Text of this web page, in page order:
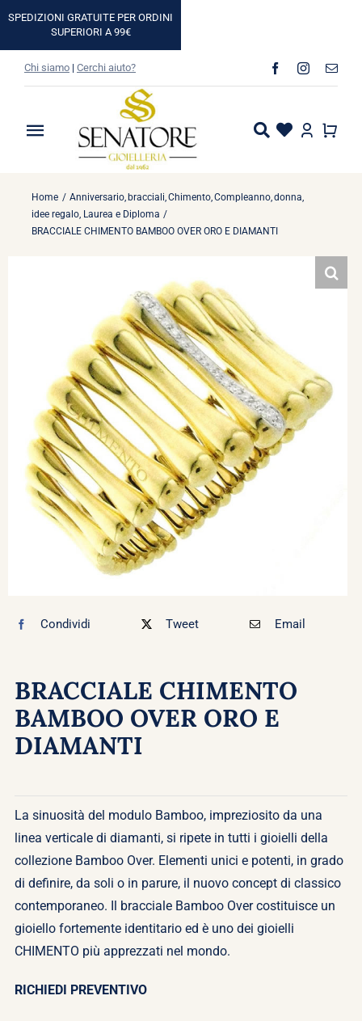
Salta
contenuto
SPEDIZIONI GRATUITE PER ORDINI
SUPERIORI A 99€
Chi siamo | Cerchi aiuto?
Toggle
Navigation
Shop
Bomboniere
Chi siamo
Contatti
Home Anniversario bracciali Chimento Compleanno donna
idee regalo Laurea e Diploma
BRACCIALE CHIMENTO BAMBOO OVER ORO E DIAMANTI
Condividi Tweet Email
BRACCIALE CHIMENTO
BAMBOO OVER ORO E
DIAMANTI
La sinuosità del modulo Bamboo, impreziosito da una
linea verticale di diamanti, si ripete in tutti i gioielli della
collezione Bamboo Over. Elementi unici e potenti, in grado
di definire, da soli o in parure, il nuovo concept di classico
contemporaneo. Il bracciale Bamboo Over costituisce un
gioiello fortemente identitario ed è uno dei gioielli
CHIMENTO più apprezzati nel mondo.
RICHIEDI PREVENTIVO